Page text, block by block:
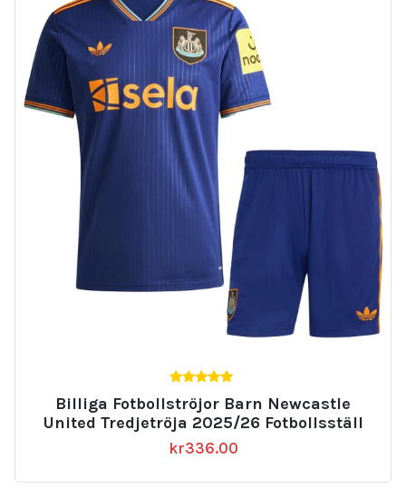
av 5
Billiga Fotbollströjor Barn Newcastle
United Tredjetröja 2025/26 Fotbollsställ
kr336.00